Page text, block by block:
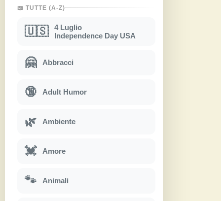
📖 TUTTE (A-Z)
🇺🇸
4 Luglio
Independence Day USA
🤗 Abbracci
🔞 Adult Humor
🌿 Ambiente
💓 Amore
🐾 Animali